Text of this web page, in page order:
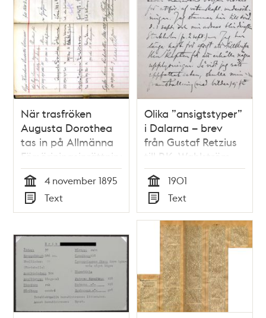
När trasfröken
Augusta Dorothea
tas in på Allmänna
Försörjningsinrättningen,
1895
Tid
4 november 1895
Typ
Text
Olika ”ansigtstyper”
i Dalarna – brev
från Gustaf Retzius
till P.K. Wahlström
1901
Tid
1901
Typ
Text